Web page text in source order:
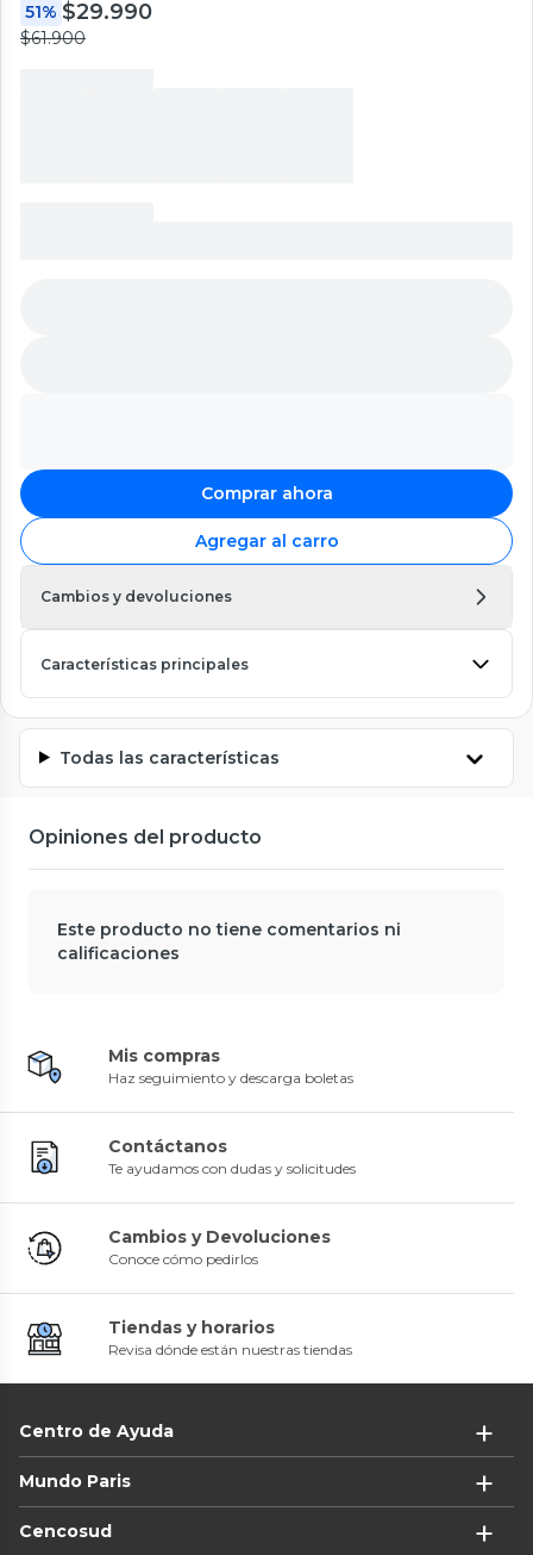
51% $29.990
$61.900
Comprar ahora
Agregar al carro
Cambios y devoluciones
Características principales
Todas las características
Opiniones del producto
Este producto no tiene comentarios ni
calificaciones
Mis compras
Haz seguimiento y descarga boletas
Contáctanos
Te ayudamos con dudas y solicitudes
Cambios y Devoluciones
Conoce cómo pedirlos
Tiendas y horarios
Revisa dónde están nuestras tiendas
Centro de Ayuda
Mundo Paris
Cencosud